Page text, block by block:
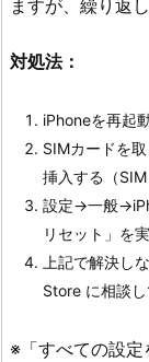
ますが、繰り返
対処法：
iPhoneを再起
SIMカードを
挿入する（SIM
設定→一般
リセット」を
上記で解決し
Store に相談
※「すべての設定